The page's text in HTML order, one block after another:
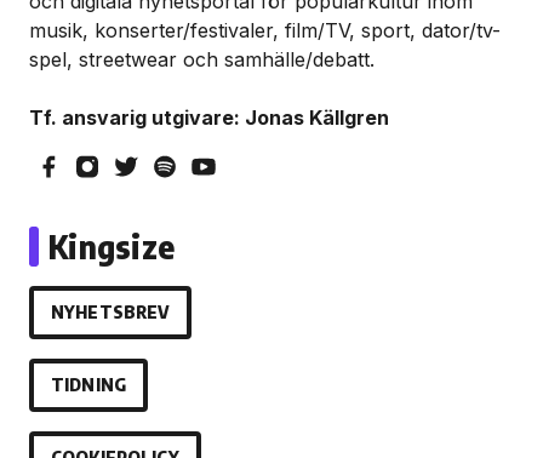
format deras karriärer, hur fotbollen har utvecklats
och vad som väntar sporten framöver.
den 18 juli på EA SPORTSYouTube-kanal
Spotify.
Senaste från Nyheter
Unik coming-of-age ”Nästan Forever” har svensk
biopremiär den 21 augusti
Donny Galal, Zera & Yeled släpper ”JOHN WICK”
VC Barre släpper EP:n ”BARETTA”
Black Moose inleder nytt artistprojekt med B.Baby